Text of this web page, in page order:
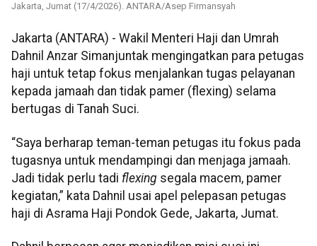
Jakarta, Jumat (17/4/2026). ANTARA/Asep Firmansyah
Jakarta (ANTARA) - Wakil Menteri Haji dan Umrah
Dahnil Anzar Simanjuntak mengingatkan para petugas
haji untuk tetap fokus menjalankan tugas pelayanan
kepada jamaah dan tidak pamer (flexing) selama
bertugas di Tanah Suci.
“Saya berharap teman-teman petugas itu fokus pada
tugasnya untuk mendampingi dan menjaga jamaah.
Jadi tidak perlu tadi flexing segala macem, pamer
kegiatan,” kata Dahnil usai apel pelepasan petugas
haji di Asrama Haji Pondok Gede, Jakarta, Jumat.